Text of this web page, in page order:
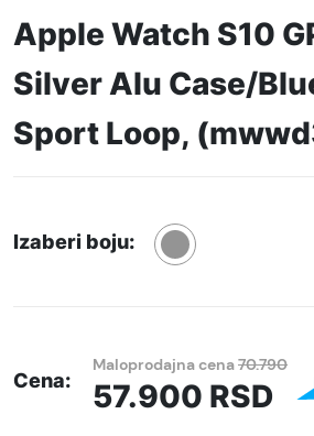
Apple Watch S10
Silver Alu Case/
Sport Loop,
Izaberi boju:
Cena:
Maloprodajna cena70.790
57.900 RSD